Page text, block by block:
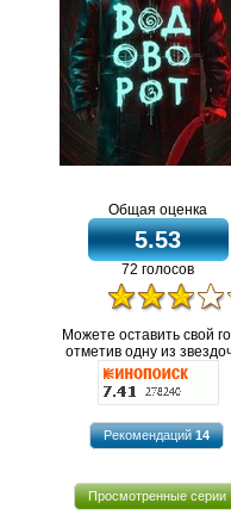
Общая оценка
5.53
72 голосов
Можете оставить свой
отметив одну из
Рекомендаций14
Просмотренные серии